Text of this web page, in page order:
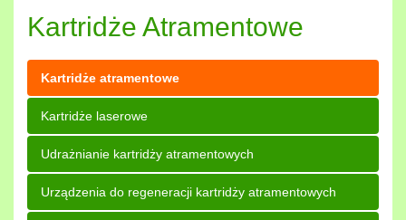
Kartridże Atramentowe
Kartridże atramentowe
Kartridże laserowe
Udrażnianie kartridży atramentowych
Urządzenia do regeneracji kartridży atramentowych